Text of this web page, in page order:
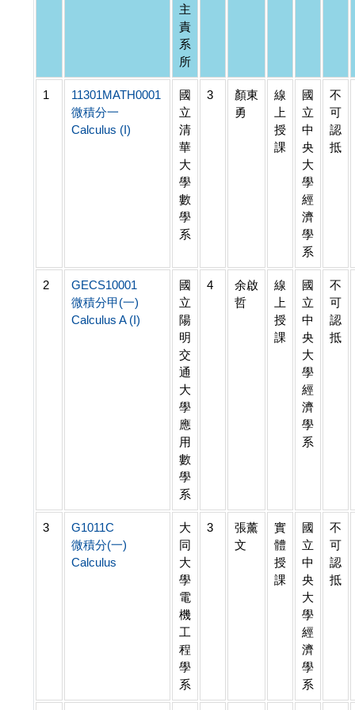
主
責
系
所
1
11301MATH0001
微積分一
Calculus (I)
國
立
清
華
大
學
數
學
系
3
顏東
勇
線
上
授
課
國
立
中
央
大
學
經
濟
學
系
不
可
認
抵
2
GECS10001
微積分甲(一)
Calculus A (I)
國
立
陽
明
交
通
大
學
應
用
數
學
系
4
余啟
哲
線
上
授
課
國
立
中
央
大
學
經
濟
學
系
不
可
認
抵
3
G1011C
微積分(一)
Calculus
大
同
大
學
電
機
工
程
學
系
3
張薰
文
實
體
授
課
國
立
中
央
大
學
經
濟
學
系
不
可
認
抵